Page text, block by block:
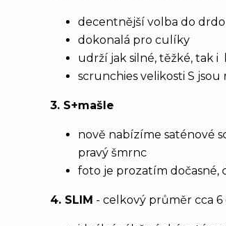
decentnější volba do
dokonalá pro culíky
udrží jak silné, těžké, tak i
scrunchies velikosti S
3. S+mašle
nově nabízíme saténové
pravý šmrnc
foto je prozatím dočasné,
4. SLIM - celkový průměr cca